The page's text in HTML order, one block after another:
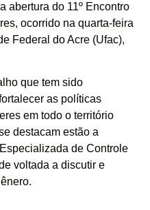
abertura do 11º Encontro
ocorrido na quarta-feira
Federal do Acre (Ufac),
que tem sido
as políticas
em todo o território
destacam estão a
de Controle
voltada a discutir e